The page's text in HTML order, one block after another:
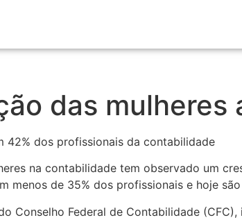
das
42% dos profissionais da contabilidade
na contabilidade tem observado um
menos de 35% dos profissionais e hoje
Conselho Federal de Contabilidade